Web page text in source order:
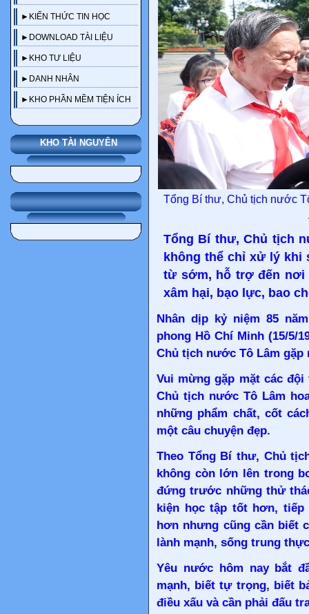
►KIẾN THỨC TIN HỌC
►DOWNLOAD TÀI LIỆU
►KHO TƯ LIỆU
►DANH NHÂN
►KHO PHẦN MỀM TIỆN ÍCH
KHO TÀI NGUYÊN
Tổng Bí thư, Chủ tịch nước
Tổng Bí thư, Chủ tịch
không thể chỉ xử lý khi
từ sớm, hỗ trợ đến nơi
xâm hại, bạo lực, bao
Nhân dịp kỷ niệm 85
phong Hồ Chí Minh (15/5/
Chủ tịch nước Tô Lâm gặp
Vui mừng gặp mặt các
Chủ tịch nước Tô Lâm
những phẩm chất, cốt
một câu chuyện đẹp.
Theo Tổng Bí thư, Chủ
không còn lớn lên trong
đứng trước những thử
kiện học tập tốt hơn,
hơn nhưng cũng cần biết
lành mạnh, sống trung
Yêu nước hôm nay bắt
mạnh, biết tự trọng, biết
điều xấu và cần phải đấu